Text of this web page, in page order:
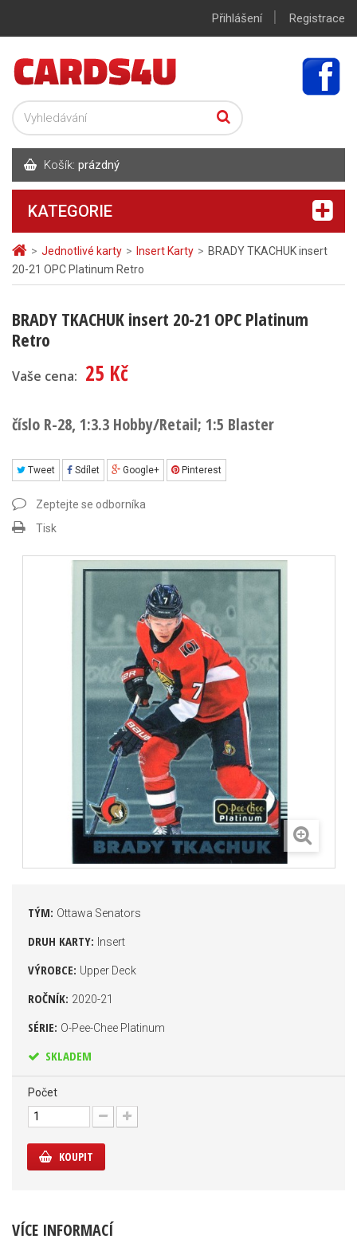
> Jednotlivé karty > Insert Karty > BRADY TKACHUK insert
20-21 OPC Platinum Retro
BRADY TKACHUK insert 20-21 OPC Platinum
Retro
Vaše cena: 25 Kč
číslo R-28, 1:3.3 Hobby/Retail; 1:5 Blaster
Tweet Sdílet Google+ Pinterest
Zeptejte se odborníka
Tisk
TÝM: Ottawa Senators
DRUH KARTY: Insert
VÝROBCE: Upper Deck
ROČNÍK: 2020-21
SÉRIE: O-Pee-Chee Platinum
SKLADEM
Počet
KOUPIT
VÍCE INFORMACÍ
Přihlášení | Registrace
Košík: prázdný
KATEGORIE